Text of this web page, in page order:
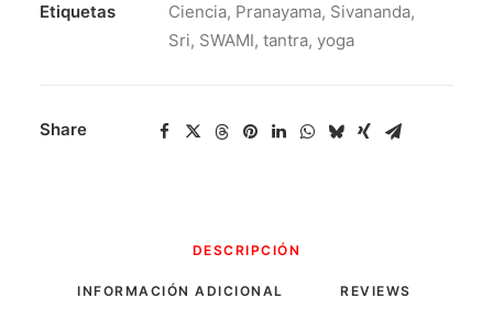
Etiquetas
Ciencia, Pranayama, Sivananda,
Sri, SWAMI, tantra, yoga
Share
DESCRIPCIÓN
INFORMACIÓN ADICIONAL REVIEWS